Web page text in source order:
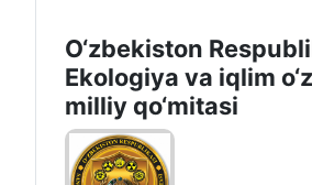
O‘zbekiston
Ekologiya va iqlim
milliy qo‘mitasi